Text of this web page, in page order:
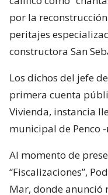
Vivienda y
referir a la
megaincendio de
calificó como
por la
peritajes
constructora San
Los dichos del jefe
primera cuenta